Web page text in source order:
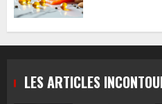
LES ARTICLES